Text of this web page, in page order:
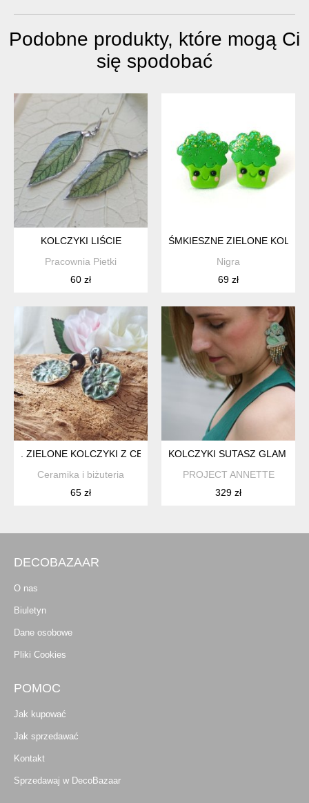
Podobne produkty, które mogą Ci
się spodobać
KOLCZYKI LIŚCIE
Pracownia Pietki
60 zł
ŚMKIESZNE ZIELONE
Nigra
69 zł
. ZIELONE KOLCZYKI Z CERAMIKI ARTYSTYCZNEJ,
Ceramika i biżuteria
65 zł
KOLCZYKI SUTASZ GLAM
PROJECT ANNETTE
329 zł
DECOBAZAAR
O nas
Biuletyn
Dane osobowe
Pliki Cookies
POMOC
Jak kupować
Jak sprzedawać
Kontakt
Sprzedawaj w DecoBazaar